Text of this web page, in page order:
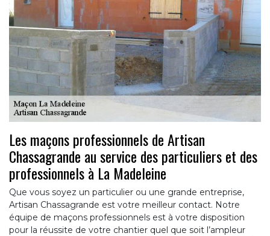
Les maçons professionnels de Artisan
Chassagrande au service des particuliers et des
professionnels à La Madeleine
Que vous soyez un particulier ou une grande entreprise,
Artisan Chassagrande est votre meilleur contact. Notre
équipe de maçons professionnels est à votre disposition
pour la réussite de votre chantier quel que soit l’ampleur